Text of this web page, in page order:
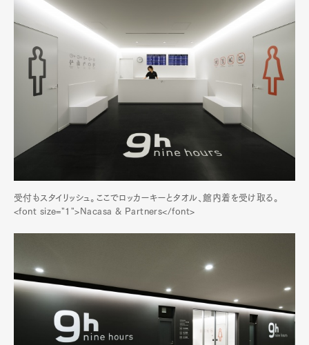
受付もスタイリッシュ。ここでロッカーキーとタオル、館内着を受け取る。
<font size="1">Nacasa & Partners</font>